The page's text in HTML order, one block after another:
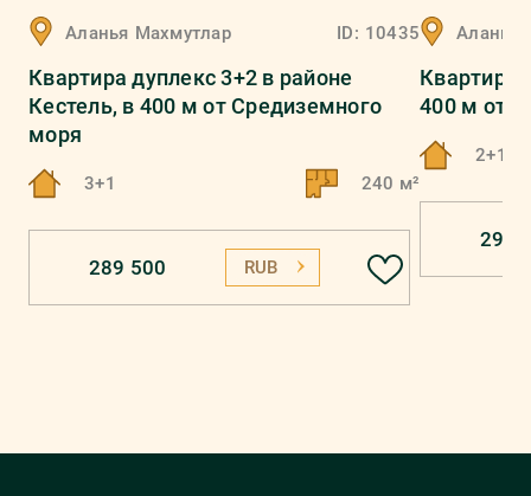
Аланья Махмутлар ID: 10435
Квартира дуплекс 3+2 в районе
Кестель, в 400 м от Средиземного
моря
3+1 240 м²
289 500 RUB
Аланья
Квартира
400 м от
2+1
294